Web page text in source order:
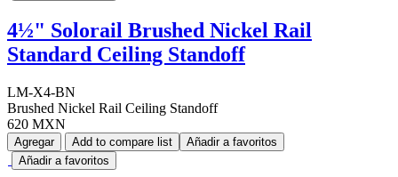
4½" Solorail Brushed Nickel Rail
Standard Ceiling Standoff
LM-X4-BN
Brushed Nickel Rail Ceiling Standoff
620 MXN
Agregar Add to compare list
Añadir a favoritos
Añadir a favoritos